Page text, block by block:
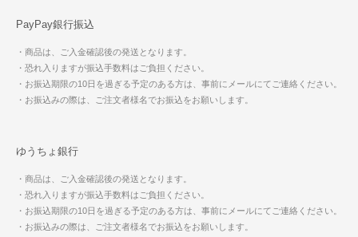
PayPay銀行振込
・商品は、ご入金確認後の発送となります。
・恐れ入りますが振込手数料はご負担ください。
・お振込期限の10日を過ぎる予定のある方は、事前にメールにてご連絡ください。
・お振込みの際は、ご注文者様名でお振込をお願いします。
ゆうちょ銀行
・商品は、ご入金確認後の発送となります。
・恐れ入りますが振込手数料はご負担ください。
・お振込期限の10日を過ぎる予定のある方は、事前にメールにてご連絡ください。
・お振込みの際は、ご注文者様名でお振込をお願いします。